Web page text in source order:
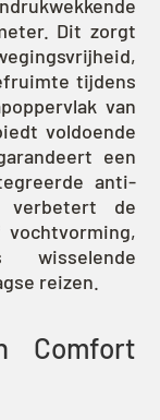
Dit zorgt
tijdens
van
voldoende
een
anti-
verbetert de
reizen.
Comfort